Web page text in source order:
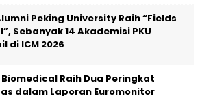
Peking University Raih “Fields
Sebanyak 14 Akademisi PKU
di ICM 2026
Raih Dua Peringkat
dalam Laporan Euromonitor